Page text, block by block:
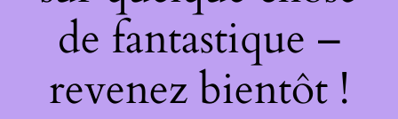
de fantastique –
revenez bientôt !